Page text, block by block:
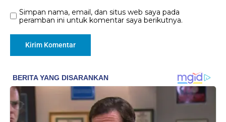
Simpan nama, email, dan situs web saya pada
peramban ini untuk komentar saya berikutnya.